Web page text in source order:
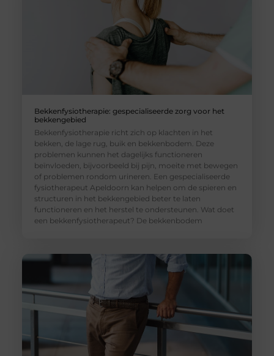
Bekkenfysiotherapie: gespecialiseerde zorg voor het
bekkengebied
Bekkenfysiotherapie richt zich op klachten in het
bekken, de lage rug, buik en bekkenbodem. Deze
problemen kunnen het dagelijks functioneren
beïnvloeden, bijvoorbeeld bij pijn, moeite met bewegen
of problemen rondom urineren. Een gespecialiseerde
fysiotherapeut Apeldoorn kan helpen om de spieren en
structuren in het bekkengebied beter te laten
functioneren en het herstel te ondersteunen. Wat doet
een bekkenfysiotherapeut? De bekkenbodem